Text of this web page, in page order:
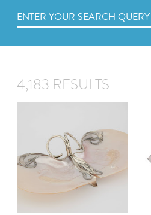
4,183 RESULTS